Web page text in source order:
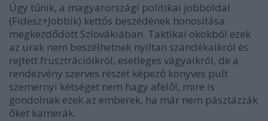
Úgy tűnik, a magyarországi politikai jobboldal
(Fidesz+Jobbik) kettős beszédének honosítása
megkezdődött Szlovákiában. Taktikai okokból ezek
az urak nem beszélhetnek nyíltan szándékaikról és
rejtett frusztrációikról, esetleges vágyaikról, de a
rendezvény szerves részét képező könyves pult
szemernyi kétséget nem hagy afelől, mire is
gondolnak ezek az emberek, ha már nem pásztázzák
őket kamerák.